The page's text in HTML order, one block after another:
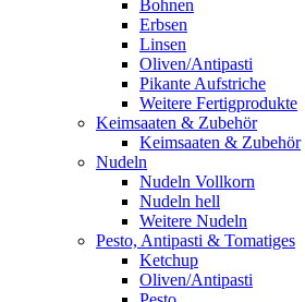
Bohnen
Erbsen
Linsen
Oliven/Antipasti
Pikante Aufstriche
Weitere Fertigprodukte
Keimsaaten & Zubehör
Keimsaaten & Zubehör
Nudeln
Nudeln Vollkorn
Nudeln hell
Weitere Nudeln
Pesto, Antipasti & Tomatiges
Ketchup
Oliven/Antipasti